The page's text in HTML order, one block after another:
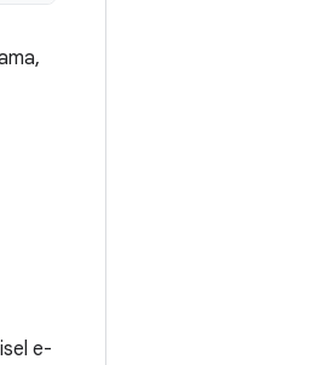
e-